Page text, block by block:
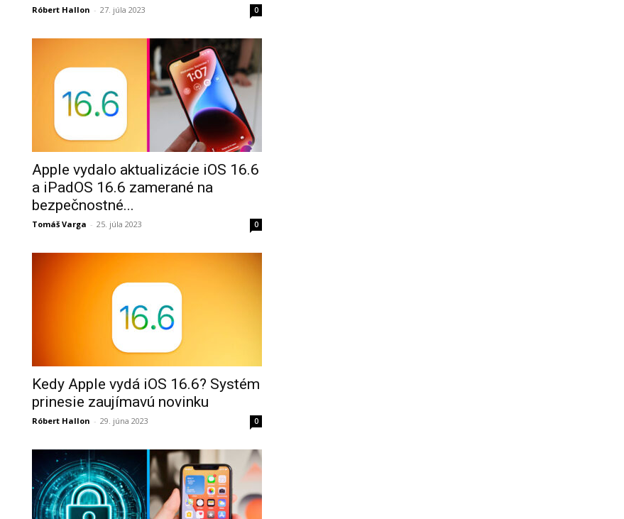
Róbert Hallon - 27. júla 2023 0
Apple vydalo aktualizácie iOS 16.6
a iPadOS 16.6 zamerané na
bezpečnostné...
Tomáš Varga - 25. júla 2023 0
Kedy Apple vydá iOS 16.6? Systém
prinesie zaujímavú novinku
Róbert Hallon - 29. júna 2023 0